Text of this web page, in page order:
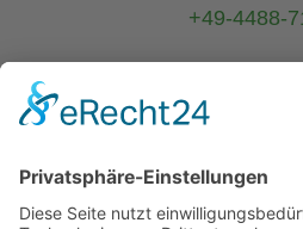
+49-4488-